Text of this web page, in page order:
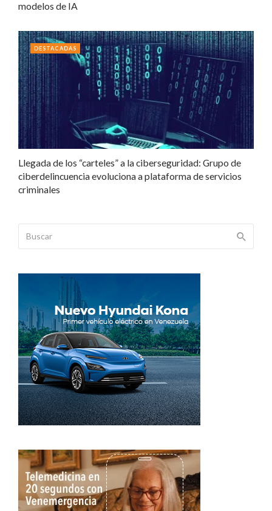
modelos de IA
Llegada de los “carteles” a la ciberseguridad: Grupo de
ciberdelincuencia evoluciona a plataforma de servicios
criminales
DESTACADAS